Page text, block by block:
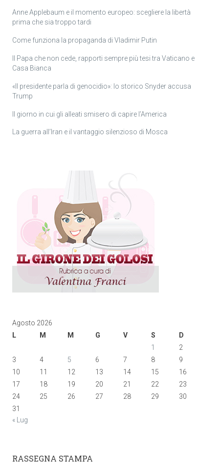
Anne Applebaum e il momento europeo: scegliere la libertà
prima che sia troppo tardi
Come funziona la propaganda di Vladimir Putin
Il Papa che non cede, rapporti sempre più tesi tra Vaticano e
Casa Bianca
«Il presidente parla di genocidio»: lo storico Snyder accusa
Trump
Il giorno in cui gli alleati smisero di capire l’America
La guerra all’Iran e il vantaggio silenzioso di Mosca
Agosto 2026
L
M M G V S
D
1
2
3
4 5 6 7 8
9
10
11 12 13 14 15
16
17
18 19 20 21 22
23
24
25 26 27 28 29
30
31
« Lug
RASSEGNA STAMPA